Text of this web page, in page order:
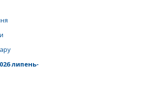
липень-